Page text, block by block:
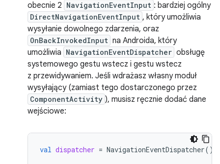
obecnie 2 NavigationEventInput : bardziej ogólny
DirectNavigationEventInput , który umożliwia
wysyłanie dowolnego zdarzenia, oraz
OnBackInvokedInput na Androida, który
umożliwia NavigationEventDispatcher obsługę
systemowego gestu wstecz i gestu wstecz
z przewidywaniem. Jeśli wdrażasz własny moduł
wysyłający (zamiast tego dostarczonego przez
ComponentActivity ), musisz ręcznie dodać dane
wejściowe:
val dispatcher = NavigationEventDispatcher()